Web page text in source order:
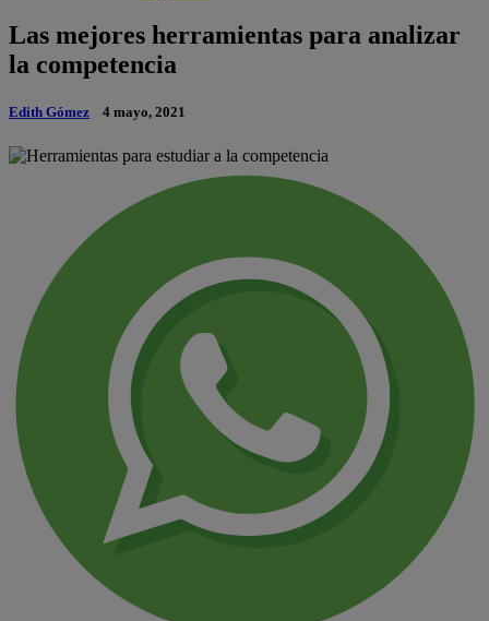
Las mejores herramientas para analizar
la competencia
Edith Gómez 4 mayo, 2021